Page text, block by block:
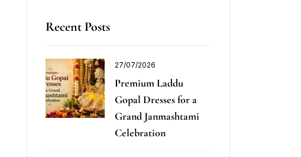
Recent Posts
27/07/2026
Premium Laddu
Gopal Dresses for a
Grand Janmashtami
Celebration